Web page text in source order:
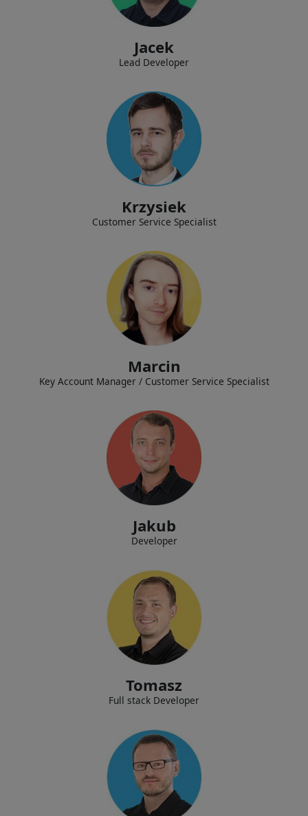
Jacek
Lead Developer
seguridad de los servicios, diseñar sistemas y aplicaciones.
Krzysiek
Customer Service Specialist
Supervisar el departamento de atención al cliente, asegurando un alto
nivel de calidad en los servicios brindados.
Marcin
Key Account Manager / Customer Service Specialist
Establecer y mantener relaciones con los clientes, gestionar eficazmente
sus solicitudes y brindar servicios de soporte de oficina.
Jakub
Developer
Diseño e implementación personalizada de sitios web de comercio
electrónico, así como el desarrollo e implementación de aplicaciones
web.
Tomasz
Full stack Developer
Implementar nuevas tecnologías dentro de la empresa, desarrollar y
brindar soporte para las aplicaciones de nuestros clientes.
Evaluación y desarrollo de la identidad visual corporativa para nuestros
clientes.